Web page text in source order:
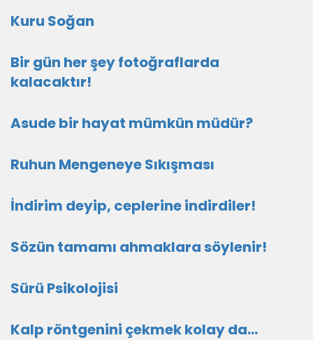
Kuru Soğan
Bir gün her şey fotoğraflarda
kalacaktır!
Asude bir hayat mümkün müdür?
Ruhun Mengeneye Sıkışması
İndirim deyip, ceplerine indirdiler!
Sözün tamamı ahmaklara söylenir!
Sürü Psikolojisi
Kalp röntgenini çekmek kolay da...